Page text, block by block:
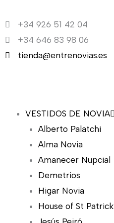
al
contenido
+34 926 51 42 04
+34 646 83 98 06
tienda@entrenovias.es
VESTIDOS DE NOVIA
Alberto Palatchi
Alma Novia
Amanecer Nupcial
Demetrios
Higar Novia
House of St Patrick